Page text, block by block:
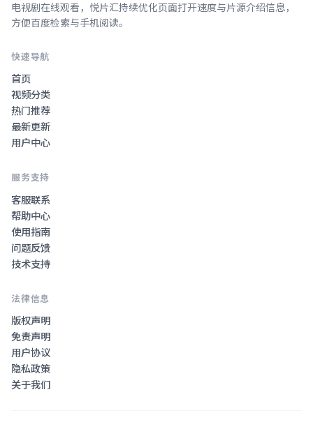
电视剧在线观看 ， 悦片汇持续优化页面打开速度与片源介绍信息，
方便百度检索与手机阅读。
快速导航
首页
视频分类
热门推荐
最新更新
用户中心
服务支持
客服联系
帮助中心
使用指南
问题反馈
技术支持
法律信息
版权声明
免责声明
用户协议
隐私政策
关于我们